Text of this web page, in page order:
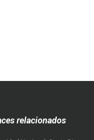
relacionados